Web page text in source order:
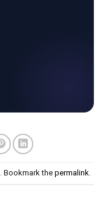
. Bookmark the permalink